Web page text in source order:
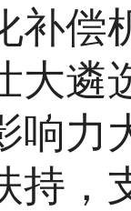
补偿
大遴
响力
持，